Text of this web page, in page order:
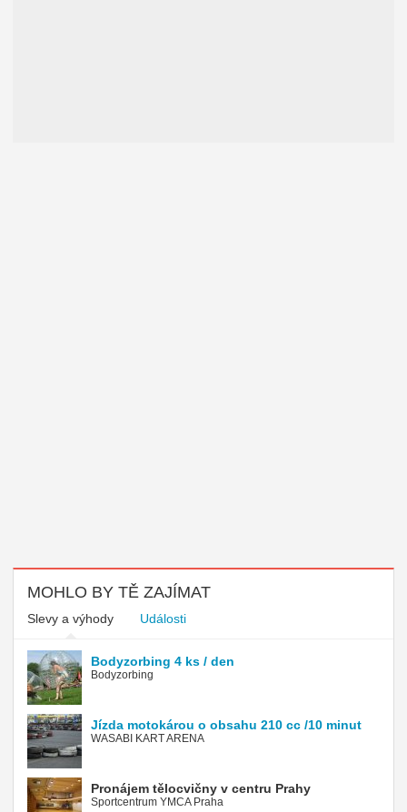
MOHLO BY TĚ ZAJÍMAT
Slevy a výhody Události
Bodyzorbing 4 ks / den
Bodyzorbing
Jízda motokárou o obsahu 210 cc /10 minut
WASABI KART ARENA
Pronájem tělocvičny v centru Prahy
Sportcentrum YMCA Praha